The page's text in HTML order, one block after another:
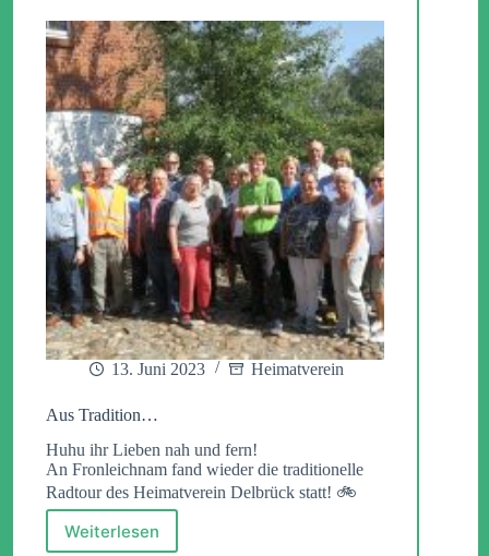
13. Juni 2023 Heimatverein
Aus Tradition…
Huhu ihr Lieben nah und fern!
An Fronleichnam fand wieder die traditionelle
Radtour des Heimatverein Delbrück statt! 🚲
Weiterlesen
Aus